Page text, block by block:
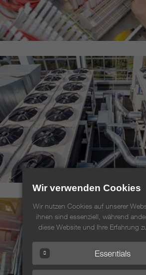
Wir verwenden Cookies
Wir nutzen Cookies auf unserer
ihnen sind essenziell, während
diese Website und Ihre Erfahrung
Essentials